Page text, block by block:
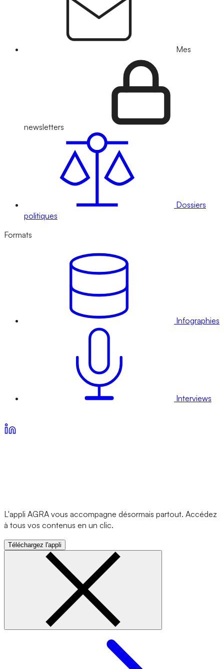
Mes
newsletters
Dossiers
politiques
Formats
Infographies
Interviews
L'appli AGRA vous accompagne désormais partout. Accédez
à tous vos contenus en un clic.
Téléchargez l'appli